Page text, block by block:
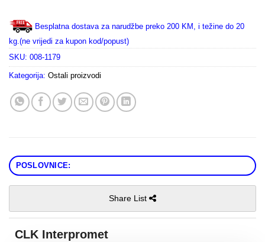
Besplatna dostava za narudžbe preko 200 KM, i težine do 20
kg.(ne vrijedi za kupon kod/popust)
SKU: 008-1179
Kategorija: Ostali proizvodi
POSLOVNICE:
Share List
CLK Interpromet